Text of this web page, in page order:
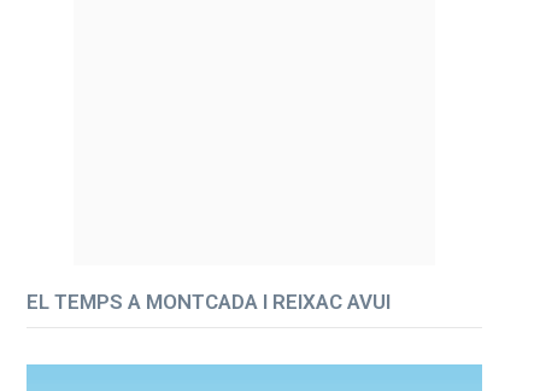
EL TEMPS A MONTCADA I REIXAC AVUI